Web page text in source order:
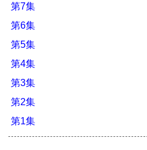
第7集
第6集
第5集
第4集
第3集
第2集
第1集